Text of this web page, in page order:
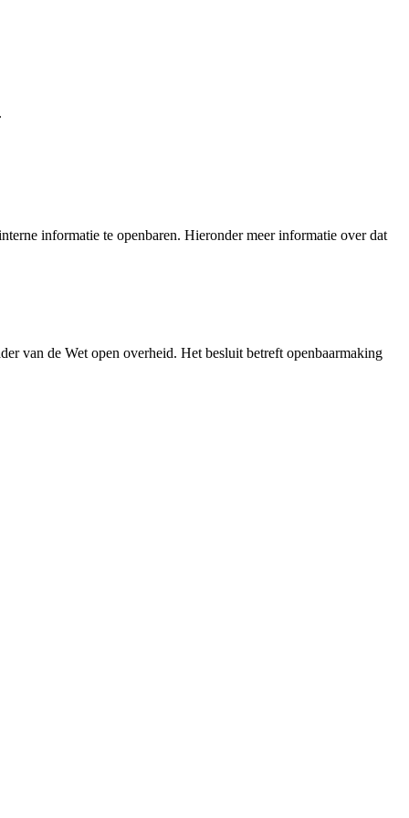
informatie te openbaren. Hieronder meer informatie over dat
van de Wet open overheid. Het besluit betreft openbaarmaking